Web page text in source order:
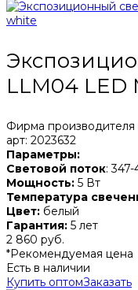
LLM04 LED
Фирма производителя
арт: 2023632
Параметры:
Световой поток: 347-
Мощность: 5 Вт
Температура
Цвет: белый
Гарантия: 5 лет
2 860 руб.
*Рекомендуемая цена
Есть в наличии
Купить оптомЗаказать